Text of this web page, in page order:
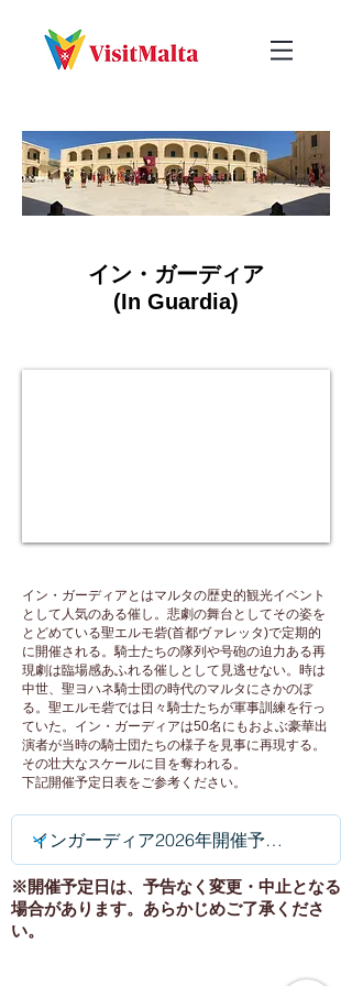
イン・ガーディア
(In Guardia)
イン・ガーディアとはマルタの歴史的観光イベント
として人気のある催し。悲劇の舞台としてその姿を
とどめている聖エルモ砦(首都ヴァレッタ)で定期的
に開催される。騎士たちの隊列や号砲の迫力ある再
現劇は臨場感あふれる催しとして見逃せない。時は
中世、聖ヨハネ騎士団の時代のマルタにさかのぼ
る。聖エルモ砦では日々騎士たちが軍事訓練を行っ
ていた。イン・ガーディアは50名にもおよぶ豪華出
演者が当時の騎士団たちの様子を見事に再現する。
その壮大なスケールに目を奪われる。
下記開催予定日表をご参考ください。
※開催予定日は、予告なく変更・中止となる
場合があります。あらかじめご了承くださ
い。